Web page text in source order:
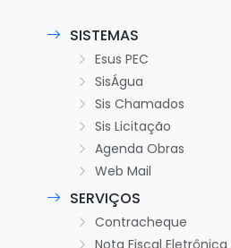
SISTEMAS
Esus PEC
SisÁgua
Sis Chamados
Sis Licitação
Agenda Obras
Web Mail
SERVIÇOS
Contracheque